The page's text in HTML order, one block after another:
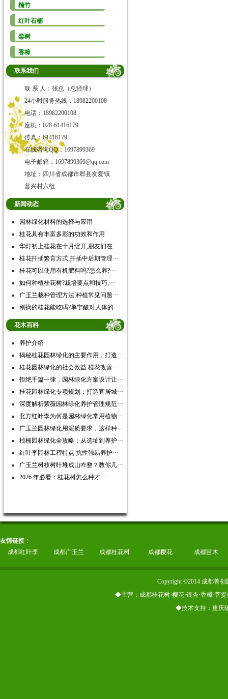
楠竹
红叶石楠
栾树
香樟
联系我们
联 系 人：张总（总经理）
24小时服务热线：18982200108
电话：18982200108
座机：028-61416179
传真：61416179
在线咨询QQ：1697899369
电子邮箱：1697899369@qq.com
地址：四川省成都市郫县友爱镇
普兴村六组
新闻动态
园林绿化材料的选择与应用
桂花具有丰富多彩的功效和作用
华灯初上桂花在十月绽开,朋友们在···
桂花扦插繁育方式,扦插中后期管理···
桂花可以使用有机肥料吗?怎么养?···
如何种植桂花树?栽培要点和技巧,···
广玉兰栽种管理方法,种植常见问题···
刚摘的桂花能吃吗?单宁酸对人体的···
花木百科
养护介绍
揭秘桂花园林绿化的主要作用，打造···
桂花园林绿化的社会效益 桂花改善···
拒绝千篇一律，园林绿化方案设计让···
桂花园林绿化专项规划：打造宜居城···
深度解析紫薇园林绿化养护管理规范···
北方红叶李为何是园林绿化常用植物···
广玉兰园林绿化用泥质要求，这样种···
桢楠园林绿化全攻略：从选址到养护···
红叶李园林工程特点 抗性强易养护···
广玉兰树枝树叶堆成山咋整？教你几···
2026 年必看：桂花树怎么种才···
友情链接：
成都红叶李
成都广玉兰 成都桂花树 成都樱花 成都苗木
Copyright ©2014 成都菁
◆主营：成都桂花树·樱花·银杏·香樟·菩
◆技术支持：重庆